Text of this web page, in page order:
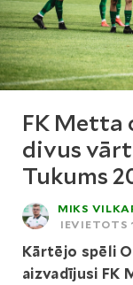
FK Metta
divus
Tukums
MIKS
IEVIETOTS
Kārtējo spēli
aizvadījusi FK